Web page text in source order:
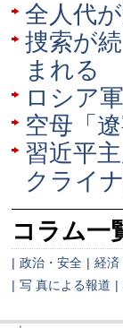
全人代
捜索が
まれる
ロシア
空母「
習近平
クライ
コラム一
| 政治・安全 | 経済
| 写 真による報道 |